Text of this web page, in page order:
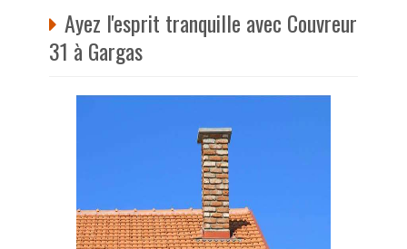
Ayez l'esprit tranquille avec Couvreur
31 à Gargas